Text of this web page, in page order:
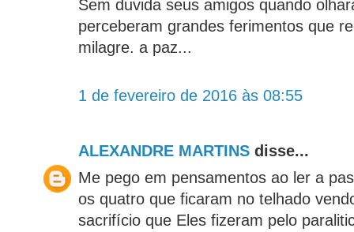
Sem duvida seus amigos quando
perceberam grandes ferimentos que
milagre. a paz...
1 de fevereiro de 2016 às 08:55
ALEXANDRE MARTINS disse...
Me pego em pensamentos ao ler a
os quatro que ficaram no telhado
sacrifício que Eles fizeram pelo